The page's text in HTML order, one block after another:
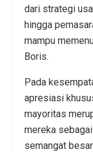
dari strategi
hingga
mampu
Boris.
Pada
apresiasi
mayoritas
mereka
semangat